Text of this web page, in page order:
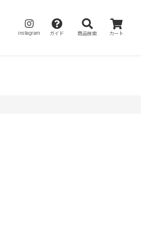
instagram ガイド 商品検索 カート